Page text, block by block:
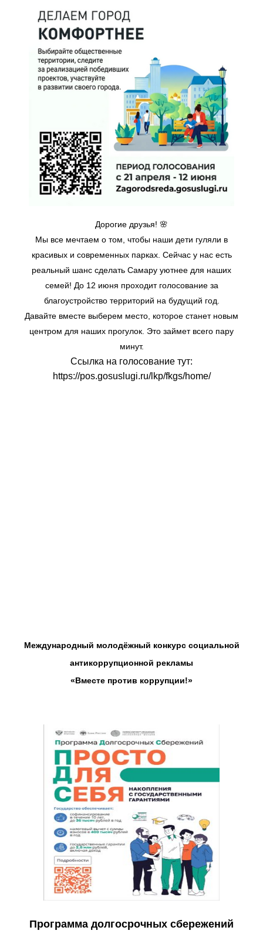
Дорогие друзья! 🌸
Мы все мечтаем о том, чтобы наши дети гуляли в
красивых и современных парках. Сейчас у нас есть
реальный шанс сделать Самару уютнее для наших
семей! До 12 июня проходит голосование за
благоустройство территорий на будущий год.
Давайте вместе выберем место, которое станет новым
центром для наших прогулок. Это займет всего пару
минут.
Ссылка на голосование тут:
https://pos.gosuslugi.ru/lkp/fkgs/home/
Международный молодёжный конкурс социальной
антикоррупционной рекламы
«Вместе против коррупции!»
Программа долгосрочных сбережений